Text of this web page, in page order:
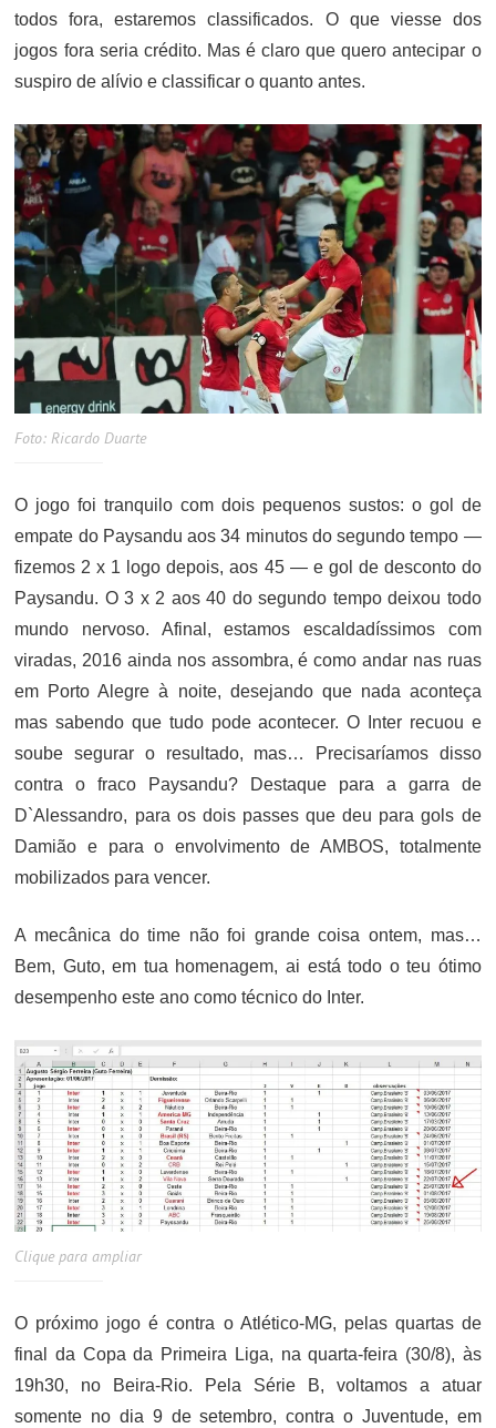
todos fora, estaremos classificados. O que viesse dos
jogos fora seria crédito. Mas é claro que quero antecipar o
suspiro de alívio e classificar o quanto antes.
Foto: Ricardo Duarte
O jogo foi tranquilo com dois pequenos sustos: o gol de
empate do Paysandu aos 34 minutos do segundo tempo —
fizemos 2 x 1 logo depois, aos 45 — e gol de desconto do
Paysandu. O 3 x 2 aos 40 do segundo tempo deixou todo
mundo nervoso. Afinal, estamos escaldadíssimos com
viradas, 2016 ainda nos assombra, é como andar nas ruas
em Porto Alegre à noite, desejando que nada aconteça
mas sabendo que tudo pode acontecer. O Inter recuou e
soube segurar o resultado, mas… Precisaríamos disso
contra o fraco Paysandu? Destaque para a garra de
D`Alessandro, para os dois passes que deu para gols de
Damião e para o envolvimento de AMBOS, totalmente
mobilizados para vencer.
A mecânica do time não foi grande coisa ontem, mas…
Bem, Guto, em tua homenagem, ai está todo o teu ótimo
desempenho este ano como técnico do Inter.
Clique para ampliar
O próximo jogo é contra o Atlético-MG, pelas quartas de
final da Copa da Primeira Liga, na quarta-feira (30/8), às
19h30, no Beira-Rio. Pela Série B, voltamos a atuar
somente no dia 9 de setembro, contra o Juventude, em